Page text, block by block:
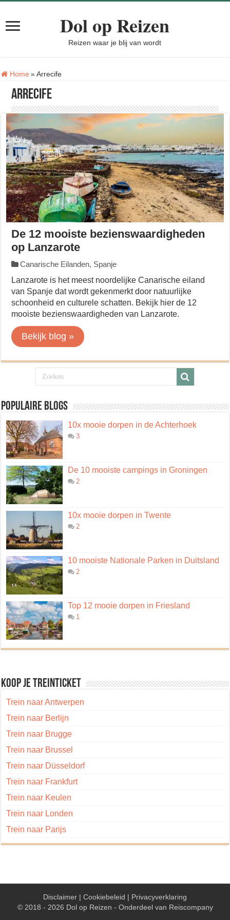
Dol op Reizen
Reizen waar je blij van wordt
Home » Tag:
Arrecife
Arrecife
De 12 mooiste bezienswaardigheden
op Lanzarote
Canarische Eilanden, Spanje
Lanzarote is het meest noordelijke Canarische eiland
van Spanje dat wordt gekenmerkt door natuurlijke
schoonheid en culturele schatten. Bekijk hier de 12
mooiste bezienswaardigheden van Lanzarote.
Bekijk blog »
Populaire blogs
10x mooie dorpen in de Achterhoek
3
De 10 mooiste campings in Groningen
2
10x mooie dorpen in Twente
2
10 mooiste Nationale Parken in Duitsland
2
Top 12 mooie dorpen in Friesland
1
Koop je treinticket
Trein naar Antwerpen
Trein naar Berlijn
Trein naar Brugge
Trein naar Brussel
Trein naar Düsseldorf
Trein naar Frankfurt
Trein naar Keulen
Trein naar Londen
Trein naar Parijs
Disclaimer | Cookiebeleid | Privacyverklaring
© 2018 - 2026 Dol op Reizen - Onderdeel van Reiscompany